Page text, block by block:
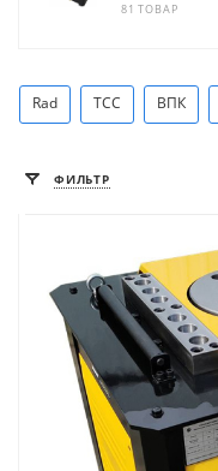
81 ТОВАР
Rad ТСС ВПК
ФИЛЬТР